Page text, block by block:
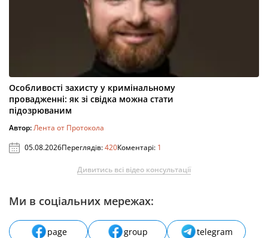
Особливості захисту у кримінальному
провадженні: як зі свідка можна стати
підозрюваним
Автор:Лента от Протокола
05.08.2026Переглядів:420Коментарі: 1
Дивитись всі відео консультації
Ми в соціальних мережах:
page group
telegram